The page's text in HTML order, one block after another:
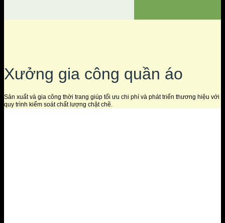
Xưởng gia công quần áo
Sản xuất và gia công thời trang giúp tối ưu chi phí và phát triển thương hiệu với
quy trình kiểm soát chất lượng chặt chẽ.